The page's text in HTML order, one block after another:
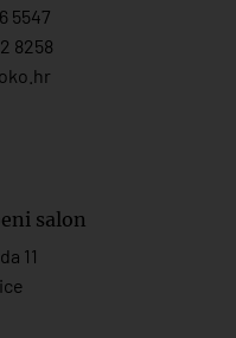
5547
8258
hr
salon
11